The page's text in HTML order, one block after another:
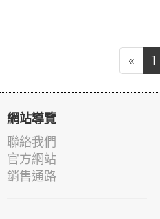
« 1
網站導覽
聯絡我們
官方網站
銷售通路